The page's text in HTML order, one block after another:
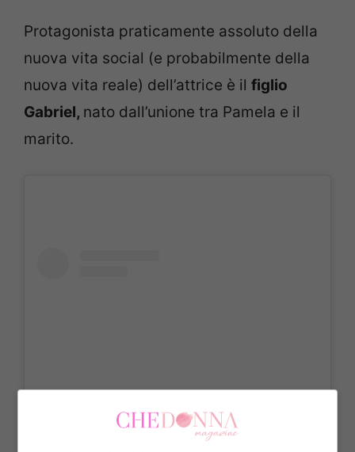
Protagonista praticamente assoluto della
nuova vita social (e probabilmente della
nuova vita reale) dell’attrice è il figlio
Gabriel, nato dall’unione tra Pamela e il
marito.